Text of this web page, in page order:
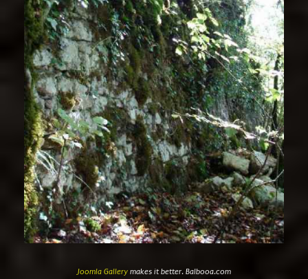
Joomla Gallerymakes it better. Balbooa.com